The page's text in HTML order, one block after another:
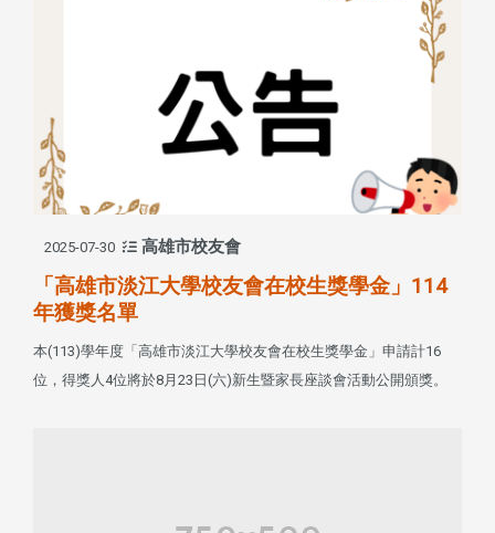
2025-07-30 高雄市校友會
「高雄市淡江大學校友會在校生獎學金」114
年獲獎名單
本(113)學年度「高雄市淡江大學校友會在校生獎學金」申請計16
位，得獎人4位將於8月23日(六)新生暨家長座談會活動公開頒獎。